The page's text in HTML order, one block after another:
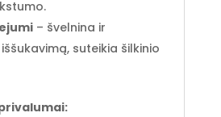
– švelnina ir
suteikia šilkinio